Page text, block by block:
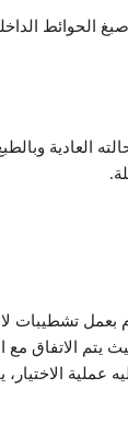
العادية
تشطيبات
يتم الاتفاق